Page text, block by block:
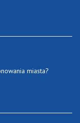
miasta?